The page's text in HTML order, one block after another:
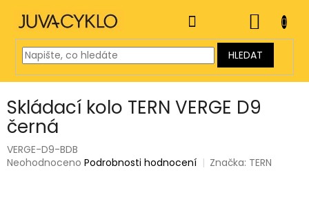
obsah
HLEDAT
KOŠÍK
Skládací kolo TERN VERGE D9
černá
VERGE-D9-BDB
Průměrné
Neohodnoceno Podrobnosti hodnocení Značka: TERN